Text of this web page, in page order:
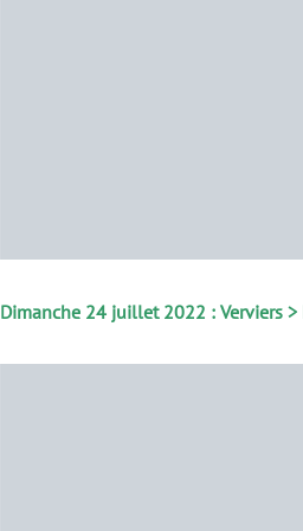
Dimanche 24 juillet 2022 : Verviers >